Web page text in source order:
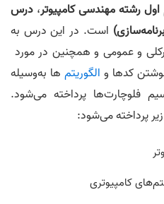
رشته مهندسی کامپیوتر، درس
است. در این درس به
و عمومی و همچنین در مورد
کدها و الگوریتمها به‌وسیله
و ترسیم فلوچارت‌ها پرداخته می‌‎شود.
پرداخته می‌شود:
کامپیوتری